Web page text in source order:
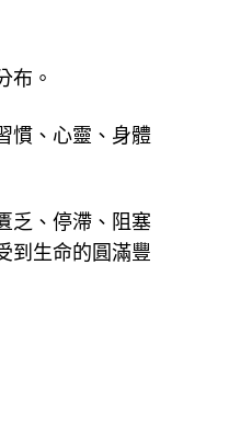
布。
慣、心靈、身體
乏、停滯、阻塞
到生命的圓滿豐